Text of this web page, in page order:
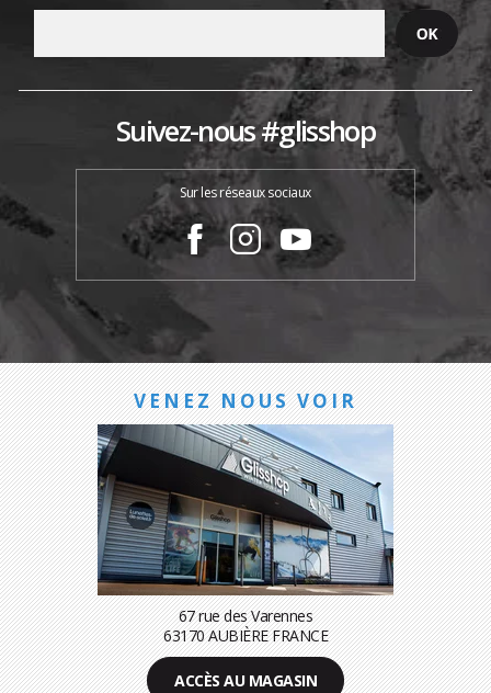
Suivez-nous #glisshop
Sur les réseaux sociaux
VENEZ NOUS VOIR
67 rue des Varennes
63170 AUBIÈRE FRANCE
ACCÈS AU MAGASIN